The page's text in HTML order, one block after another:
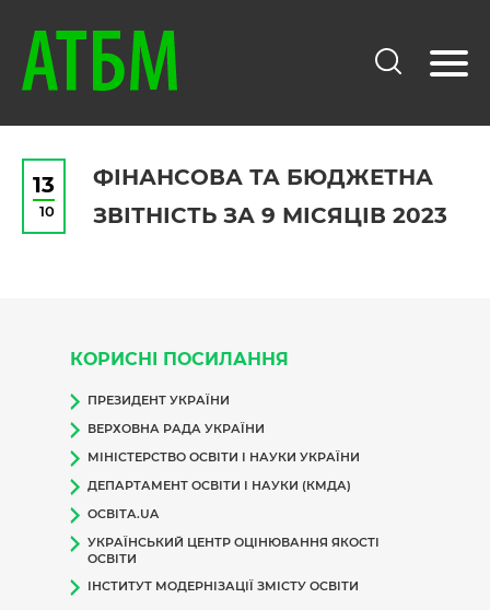
13
10
ФІНАНСОВА ТА БЮДЖЕТНА
ЗВІТНІСТЬ ЗА 9 МІСЯЦІВ 2023
КОРИСНІ ПОСИЛАННЯ
ПРЕЗИДЕНТ УКРАЇНИ
ВЕРХОВНА РАДА УКРАЇНИ
МІНІСТЕРСТВО ОСВІТИ І НАУКИ УКРАЇНИ
ДЕПАРТАМЕНТ ОСВІТИ І НАУКИ (КМДА)
ОСВІТА.UA
УКРАЇНСЬКИЙ ЦЕНТР ОЦІНЮВАННЯ ЯКОСТІ
ОСВІТИ
ІНСТИТУТ МОДЕРНІЗАЦІЇ ЗМІСТУ ОСВІТИ